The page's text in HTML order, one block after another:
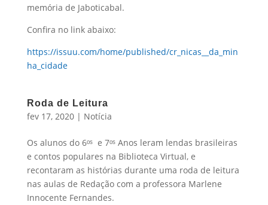
memória de Jaboticabal.
Confira no link abaixo:
https://issuu.com/home/published/cr_nicas__da_min
ha_cidade
Roda de Leitura
fev 17, 2020| Notícia
Os alunos do 6ᵒˢ e 7ᵒˢ Anos leram lendas brasileiras
e contos populares na Biblioteca Virtual, e
recontaram as histórias durante uma roda de leitura
nas aulas de Redação com a professora Marlene
Innocente Fernandes.